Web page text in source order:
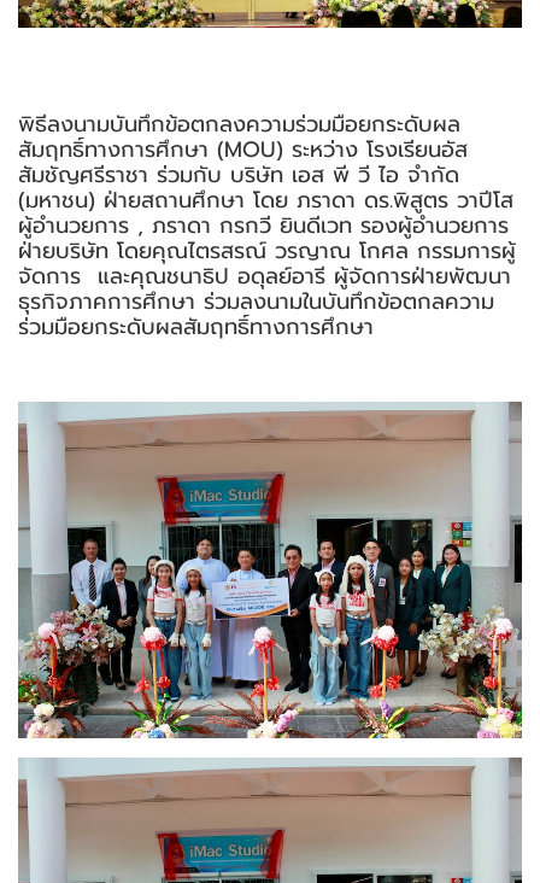
พิธีลงนามบันทึกข้อตกลงความร่วมมือยกระดับผล
สัมฤทธิ์ทางการศึกษา (MOU) ระหว่าง โรงเรียนอัส
สัมชัญศรีราชา ร่วมกับ บริษัท เอส พี วี ไอ จำกัด
(มหาชน) ฝ่ายสถานศึกษา โดย ภราดา ดร.พิสูตร วาปีโส
ผู้อํานวยการ , ภราดา กรกวี ยินดีเวท รองผู้อํานวยการ
ฝ่ายบริษัท โดยคุณไตรสรณ์ วรญาณ โกศล กรรมการผู้
จัดการ และคุณชนาธิป อดุลย์อารี ผู้จัดการฝ่ายพัฒนา
ธุรกิจภาคการศึกษา ร่วมลงนามในบันทึกข้อตกลความ
ร่วมมือยกระดับผลสัมฤทธิ์ทางการศึกษา